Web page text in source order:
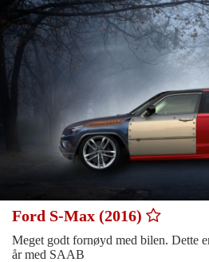
Ford S-Max (2016)
Meget godt fornøyd med bilen. Dette
år med SAAB